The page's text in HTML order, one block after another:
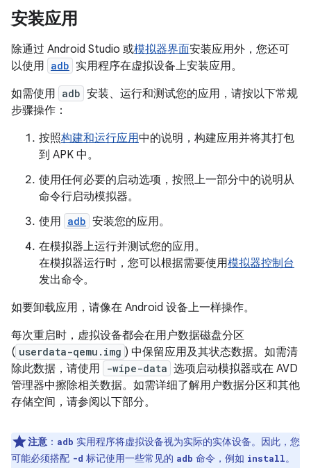
安装应用
除通过 Android Studio 或模拟器界面安装应用外，您还可
以使用 adb 实用程序在虚拟设备上安装应用。
如需使用 adb 安装、运行和测试您的应用，请按以下常规
步骤操作：
按照构建和运行应用中的说明，构建应用并将其打包
到 APK 中。
使用任何必要的启动选项，按照上一部分中的说明从
命令行启动模拟器。
使用 adb 安装您的应用。
在模拟器上运行并测试您的应用。
在模拟器运行时，您可以根据需要使用模拟器控制台
发出命令。
如要卸载应用，请像在 Android 设备上一样操作。
每次重启时，虚拟设备都会在用户数据磁盘分区
( userdata-qemu.img ) 中保留应用及其状态数据。如需清
除此数据，请使用
-wipe-data 选项启动模拟器或在 AVD
管理器中擦除相关数据。如需详细了解用户数据分区和其他
存储空间，请参阅以下部分。
注意 ： adb 实用程序将虚拟设备视为实际的实体设备。因此，您
可能必须搭配 -d 标记使用一些常见的 adb 命令，例如 install。